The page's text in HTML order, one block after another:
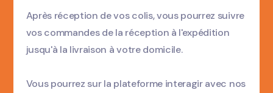
Après réception de vos colis, vous pourrez suivre
vos commandes de la réception à l'expédition
jusqu'à la livraison à votre domicile.
Vous pourrez sur la plateforme interagir avec nos